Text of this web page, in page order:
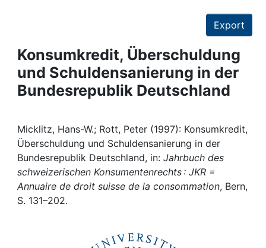
Projects
People
Awards
My FIS
Help
Export
Konsumkredit, Überschuldung
und Schuldensanierung in der
Bundesrepublik Deutschland
Micklitz, Hans-W.; Rott, Peter (1997): Konsumkredit,
Überschuldung und Schuldensanierung in der
Bundesrepublik Deutschland, in: Jahrbuch des
schweizerischen Konsumentenrechts : JKR =
Annuaire de droit suisse de la consommation, Bern,
S. 131–202.